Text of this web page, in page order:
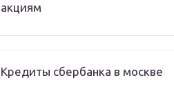
акциям
Кредиты сбербанка в москве